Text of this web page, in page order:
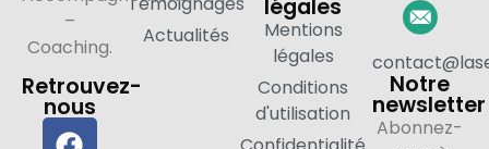
–
Coaching.
Retrouvez-
nous
Actualités
légales
Mentions
légales
Conditions
d'utilisation
Notre
newsletter
Abonnez-